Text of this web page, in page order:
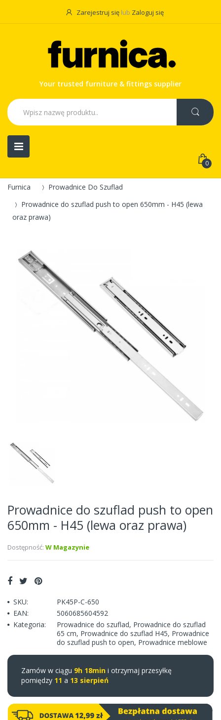
Zarejestruj się lub Zaloguj się
Your trusted furniture & fittings supplier
0
Furnica
Prowadnice Do Szuflad
Prowadnice do szuflad push to open 650mm - H45 (lewa
oraz prawa)
Prowadnice do szuflad push to open
650mm - H45 (lewa oraz prawa)
Dostępność: W Magazynie
SKU:
PK45P-C-650
EAN:
5060685604592
Kategoria:
Prowadnice do szuflad, Prowadnice do szuflad
65 cm, Prowadnice do szuflad H45, Prowadnice
do szuflad push to open, Prowadnice meblowe
Zamów w ciągu 9h 18min i otrzymaj przesyłkę
pomiędzy 11 a 13 sierpień